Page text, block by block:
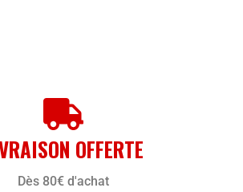
OFFERTE
Dès 80€ d'achat